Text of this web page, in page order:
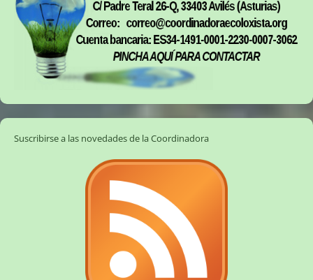
Suscribirse a las novedades de la Coordinadora